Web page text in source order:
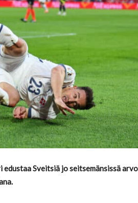
Sveitsiä jo seitsemänsissä